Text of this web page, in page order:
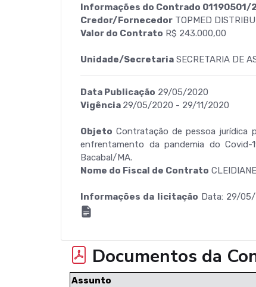
Informações do Contrado 01190501/
Credor/Fornecedor TOPMED
Valor do Contrato R$ 243.000,00
Unidade/Secretaria SECRETARIA DE
Data Publicação 29/05/2020
Vigência 29/05/2020 - 29/11/2020
Objeto Contratação de pessoa jurídica
enfrentamento da pandemia do
Bacabal/MA.
Nome do Fiscal de Contrato
Informações da licitação Data: 29/05/
Documentos da
Assunto